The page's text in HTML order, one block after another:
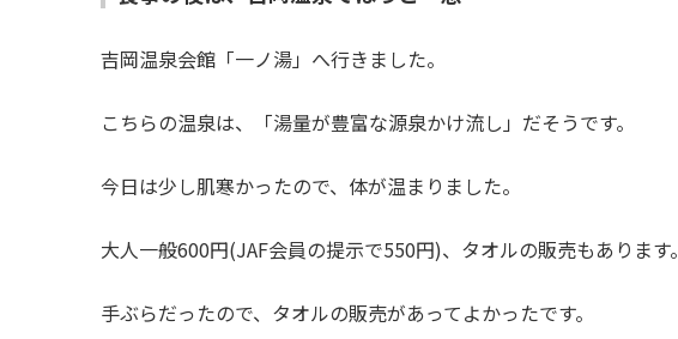
吉岡温泉会館「一ノ湯」へ行きました。
こちらの温泉は、「湯量が豊富な源泉かけ流し」だそうです。
今日は少し肌寒かったので、体が温まりました。
大人一般600円(JAF会員の提示で550円)、タオルの販売もあります。
手ぶらだったので、タオルの販売があってよかったです。